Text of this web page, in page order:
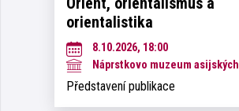
orientalistika
8.10.2026, 18:00
Náprstkovo muzeum asijských, afrických a
Představení publikace